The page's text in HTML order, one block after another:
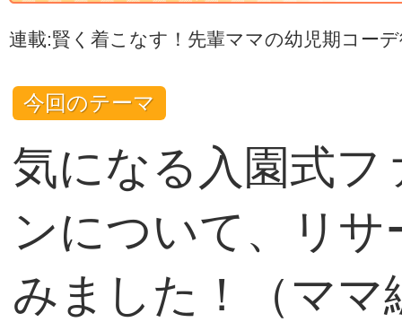
連載:賢く着こなす！先輩ママの幼児期コー
今回のテーマ
気になる入園式フ
ンについて、リサ
みました！（ママ